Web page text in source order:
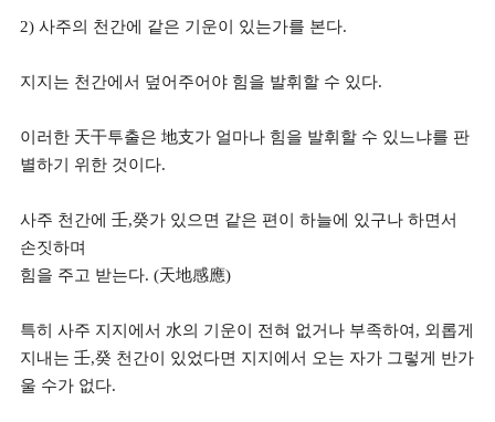
2) 사주의 천간에 같은 기운이 있는가를 본다.
지지는 천간에서 덮어주어야 힘을 발휘할 수 있다.
이러한 天干투출은 地支가 얼마나 힘을 발휘할 수 있느냐를 판
별하기 위한 것이다.
사주 천간에 壬,癸가 있으면 같은 편이 하늘에 있구나 하면서
손짓하며
힘을 주고 받는다. (天地感應)
특히 사주 지지에서 水의 기운이 전혀 없거나 부족하여, 외롭게
지내는 壬,癸 천간이 있었다면 지지에서 오는 자가 그렇게 반가
울 수가 없다.